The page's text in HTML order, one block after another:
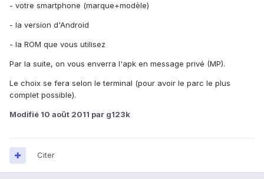
- votre smartphone (marque+modèle)
- la version d'Android
- la ROM que vous utilisez
Par la suite, on vous enverra l'apk en message privé (MP).
Le choix se fera selon le terminal (pour avoir le parc le plus
complet possible).
Modifié 10 août 2011 par g123k
Citer